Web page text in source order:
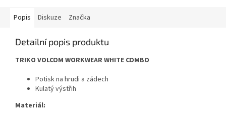
Popis Diskuze Značka
Detailní popis produktu
TRIKO VOLCOM WORKWEAR WHITE COMBO
Potisk na hrudi a zádech
Kulatý výstřih
Materiál: